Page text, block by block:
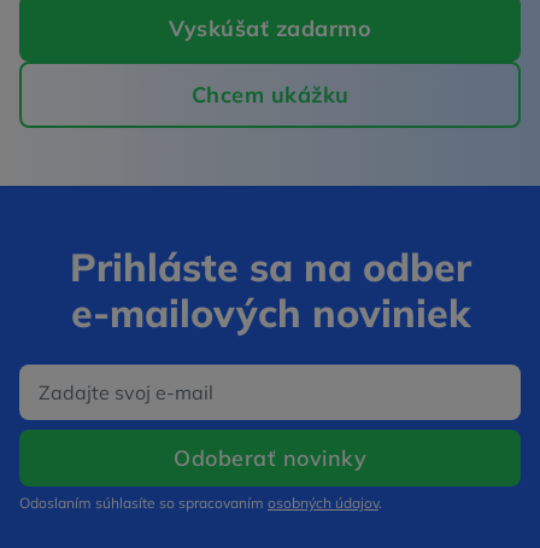
Vyskúšať zadarmo
Chcem ukážku
Prihláste sa na odber
e‑mailových noviniek
E‑mail
Odoberať novinkyOtvorí sa v
Odoslaním súhlasíte so spracovaním osobných údajov.